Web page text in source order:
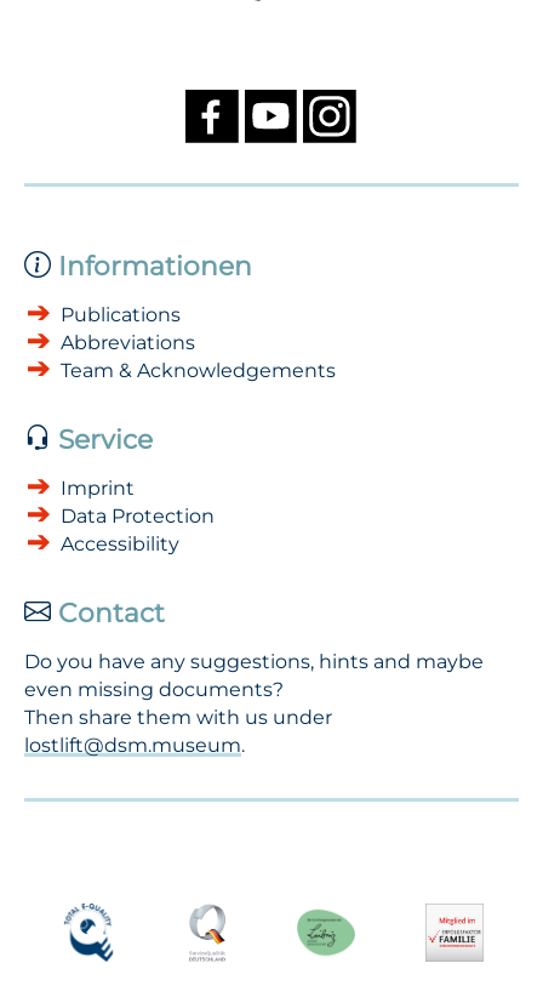
Informationen
Publications
Abbreviations
Team & Acknowledgements
Service
Imprint
Data Protection
Accessibility
Contact
Do you have any suggestions, hints and maybe
even missing documents?
Then share them with us under
lostlift@dsm.museum.